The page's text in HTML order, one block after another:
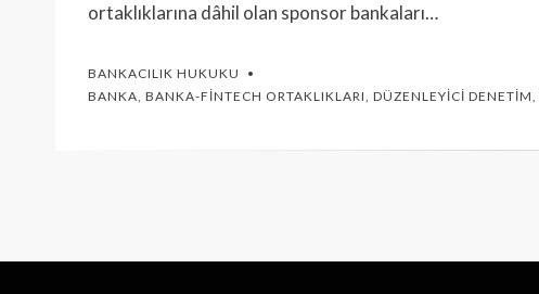
ortaklıklarına dâhil olan sponsor bankaları…
BANKACILIK HUKUKU
BANKA, BANKA-FINTECH ORTAKLIKLARI, DÜZENLEYICI DENETIM,